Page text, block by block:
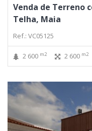
Venda de Terreno
Telha, Maia
Ref.: VC05125
2 600 m2 2 600 m2